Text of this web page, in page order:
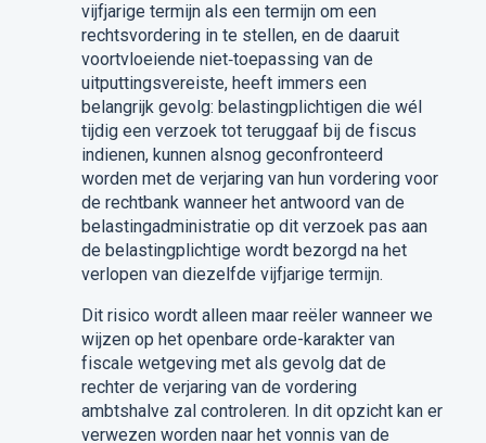
vijfjarige termijn als een termijn om een
rechtsvordering in te stellen, en de daaruit
voortvloeiende niet‑toepassing van de
uitputtingsvereiste, heeft immers een
belangrijk gevolg: belastingplichtigen die wél
tijdig een verzoek tot teruggaaf bij de fiscus
indienen, kunnen alsnog geconfronteerd
worden met de verjaring van hun vordering voor
de rechtbank wanneer het antwoord van de
belastingadministratie op dit verzoek pas aan
de belastingplichtige wordt bezorgd na het
verlopen van diezelfde vijfjarige termijn.
Dit risico wordt alleen maar reëler wanneer we
wijzen op het openbare orde-karakter van
fiscale wetgeving met als gevolg dat de
rechter de verjaring van de vordering
ambtshalve zal controleren. In dit opzicht kan er
verwezen worden naar het vonnis van de